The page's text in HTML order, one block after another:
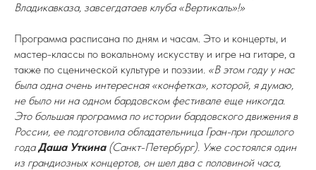
Владикавказа, завсегдатаев клуба «Вертикаль»!»
Программа расписана по дням и часам. Это и концерты, и
мастер-классы по вокальному искусству и игре на гитаре, а
также по сценической культуре и поэзии. «В этом году у нас
была одна очень интересная «конфетка», которой, я думаю,
не было ни на одном бардовском фестивале еще никогда.
Это большая программа по истории бардовского движения в
России, ее подготовила обладательница Гран-при прошлого
годаДаша Уткина(Санкт-Петербург). Уже состоялся один
из грандиозных концертов, он шел два с половиной часа,